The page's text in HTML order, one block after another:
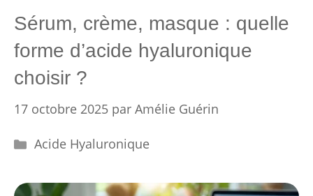
Sérum, crème, masque : quelle
forme d’acide hyaluronique
choisir ?
17 octobre 2025 par Amélie Guérin
Catégories
Acide Hyaluronique